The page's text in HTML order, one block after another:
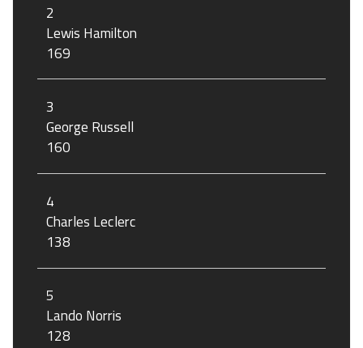
2
Lewis Hamilton
169
3
George Russell
160
4
Charles Leclerc
138
5
Lando Norris
128